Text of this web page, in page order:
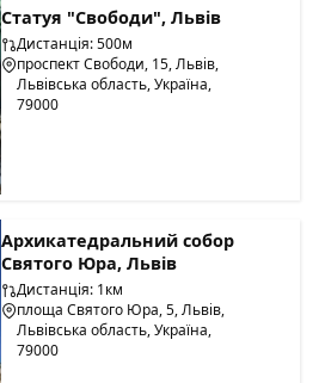
Статуя "Свободи", Львів
Дистанція: 500м
проспект Свободи, 15, Львів,
Львівська область, Україна,
79000
Архикатедральний собор
Святого Юра, Львів
Дистанція: 1км
площа Святого Юра, 5, Львів,
Львівська область, Україна,
79000